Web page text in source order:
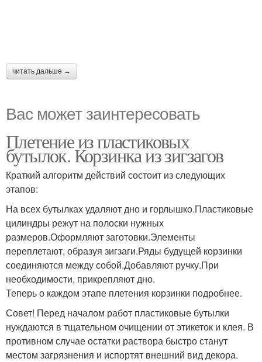
читать дальше →
Вас может заинтересовать
Плетение из пластиковых
бутылок. Корзинка из зигзагов
Краткий алгоритм действий состоит из следующих
этапов:
На всех бутылках удаляют дно и горлышко.Пластиковые
цилиндры режут на полоски нужных
размеров.Оформляют заготовки.Элементы
переплетают, образуя зигзаги.Ряды будущей корзинки
соединяются между собой.Добавляют ручку.При
необходимости, прикрепляют дно.
Теперь о каждом этапе плетения корзинки подробнее.
Совет! Перед началом работ пластиковые бутылки
нуждаются в тщательном очищении от этикеток и клея. В
противном случае остатки раствора быстро станут
местом загрязнения и испортят внешний вид декора.